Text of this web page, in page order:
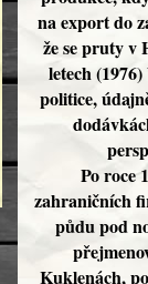
na export do
že se pruty v
letech
politice,
Po roce
zahraničních
půdu pod
Kuklenách,